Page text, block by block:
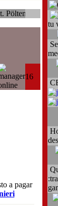
16
a pagar
tu